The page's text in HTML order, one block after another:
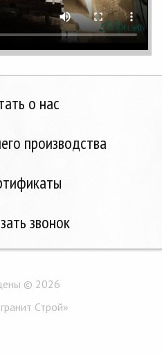
о нас
производства
звонок
© 2026
Строй»